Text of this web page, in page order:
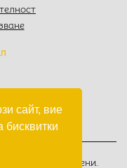
сайт, вие
бисквитки
права запазени.